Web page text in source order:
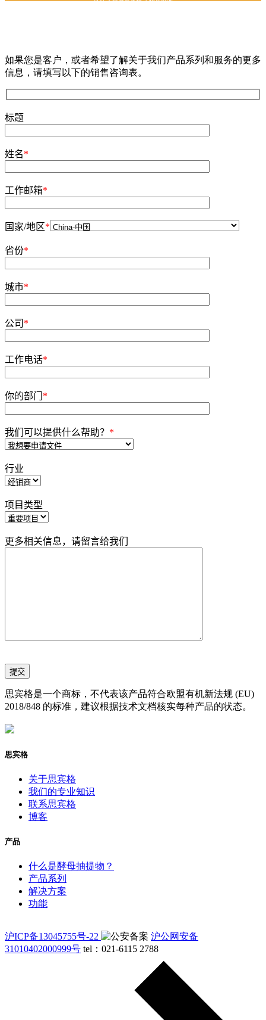
如果您是客户，或者希望了解关于我们产品系列和服务的更多
信息，请填写以下的销售咨询表。
标题
姓名*
工作邮箱*
国家/地区*
省份*
城市*
公司 *
工作电话*
你的部门 *
我们可以提供什么帮助？ *
行业
项目类型
更多相关信息，请留言给我们
思宾格是一个商标，不代表该产品符合欧盟有机新法规 (EU)
2018/848 的标准，建议根据技术文档核实每种产品的状态。
思宾格
关于思宾格
我们的专业知识
联系思宾格
博客
产品
什么是酵母抽提物？
产品系列
解决方案
功能
沪ICP备13045755号-22
沪公网安备
31010402000999号 tel：021-6115 2788